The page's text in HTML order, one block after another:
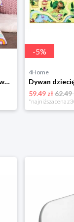
4Home Dziecięca pościel bawełniana Unicorns, 140 x 200 cm, 70 x 90 cm
-5%
4Home
59.49 zł62.49
*najniższa cena z